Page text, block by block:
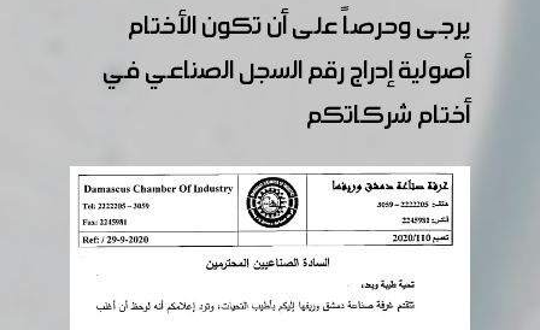
يرجى وحرصاً على أن تكون الأختام
أصولية إدراج رقم السجل الصناعي في
أختام شركاتكم